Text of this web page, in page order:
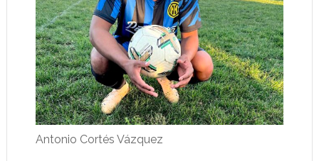
Antonio Cortés Vázquez